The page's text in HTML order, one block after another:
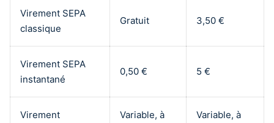
Virement SEPA
classique
Gratuit 3,50 €
Virement SEPA
instantané
0,50 € 5 €
Virement
Variable, à
Variable, à